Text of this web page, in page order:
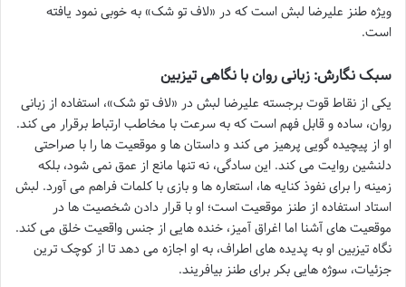
ویژه طنز علیرضا لبش است که در «لاف تو شک» به خوبی نمود یافته
است.
سبک نگارش: زبانی روان با نگاهی تیزبین
یکی از نقاط قوت برجسته علیرضا لبش در «لاف تو شک»، استفاده از زبانی
روان، ساده و قابل فهم است که به سرعت با مخاطب ارتباط برقرار می کند.
او از پیچیده گویی پرهیز می کند و داستان ها و موقعیت ها را با صراحتی
دلنشین روایت می کند. این سادگی، نه تنها مانع از عمق نمی شود، بلکه
زمینه را برای نفوذ کنایه ها، استعاره ها و بازی با کلمات فراهم می آورد. لبش
استاد استفاده از طنز موقعیت است؛ او با قرار دادن شخصیت ها در
موقعیت های آشنا اما اغراق آمیز، خنده هایی از جنس واقعیت خلق می کند.
نگاه تیزبین او به پدیده های اطراف، به او اجازه می دهد تا از کوچک ترین
جزئیات، سوژه هایی بکر برای طنز بیافریند.